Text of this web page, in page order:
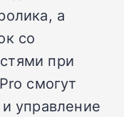
а
со
при
смогут
управление